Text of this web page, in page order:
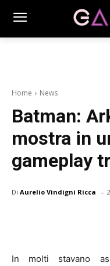
Home News
Batman:
mostra in
gameplay
Di Aurelio Vindigni Ricca -
In molti stavano